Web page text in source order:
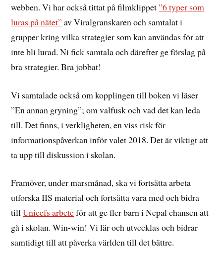
webben. Vi har också tittat på filmklippet”6 typer som
luras på nätet” av Viralgranskaren och samtalat i
grupper kring vilka strategier som kan användas för att
inte bli lurad. Ni fick samtala och därefter ge förslag på
bra strategier. Bra jobbat!
Vi samtalade också om kopplingen till boken vi läser
”En annan gryning”; om valfusk och vad det kan leda
till. Det finns, i verkligheten, en viss risk för
informationspåverkan inför valet 2018. Det är viktigt att
ta upp till diskussion i skolan.
Framöver, under marsmånad, ska vi fortsätta arbeta
utforska IIS material och fortsätta vara med och bidra
tillUnicefs arbeteför att ge fler barn i Nepal chansen att
gå i skolan. Win-win! Vi lär och utvecklas och bidrar
samtidigt till att påverka världen till det bättre.